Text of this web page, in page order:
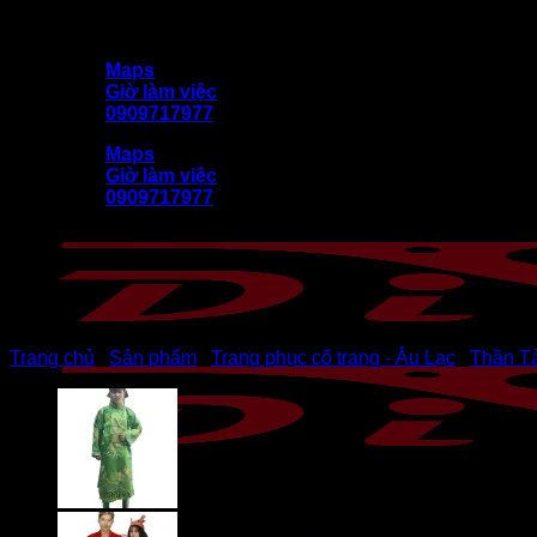
Maps
Giờ làm việc
0909717977
Maps
Giờ làm việc
0909717977
Trang chủ Sản phẩm Trang phục cổ trang - Âu Lạc Thần